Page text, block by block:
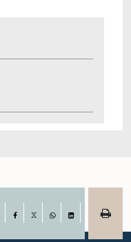
Facebook